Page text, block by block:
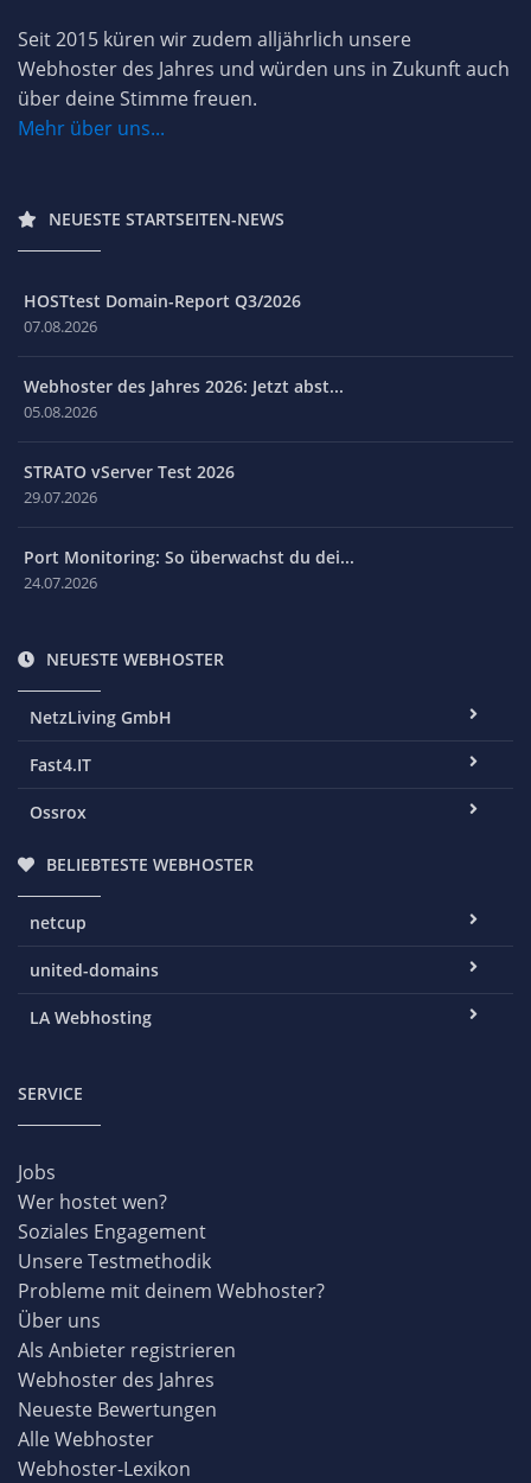
Seit 2015 küren wir zudem alljährlich unsere
Webhoster des Jahres und würden uns in Zukunft auch
über deine Stimme freuen.
Mehr über uns...
NEUESTE STARTSEITEN-NEWS
HOSTtest Domain-Report Q3/2026
07.08.2026
Webhoster des Jahres 2026: Jetzt abst...
05.08.2026
STRATO vServer Test 2026
29.07.2026
Port Monitoring: So überwachst du dei...
24.07.2026
NEUESTE WEBHOSTER
NetzLiving GmbH
Fast4.IT
Ossrox
BELIEBTESTE WEBHOSTER
netcup
united-domains
LA Webhosting
SERVICE
Jobs
Wer hostet wen?
Soziales Engagement
Unsere Testmethodik
Probleme mit deinem Webhoster?
Über uns
Als Anbieter registrieren
Webhoster des Jahres
Neueste Bewertungen
Alle Webhoster
Webhoster-Lexikon